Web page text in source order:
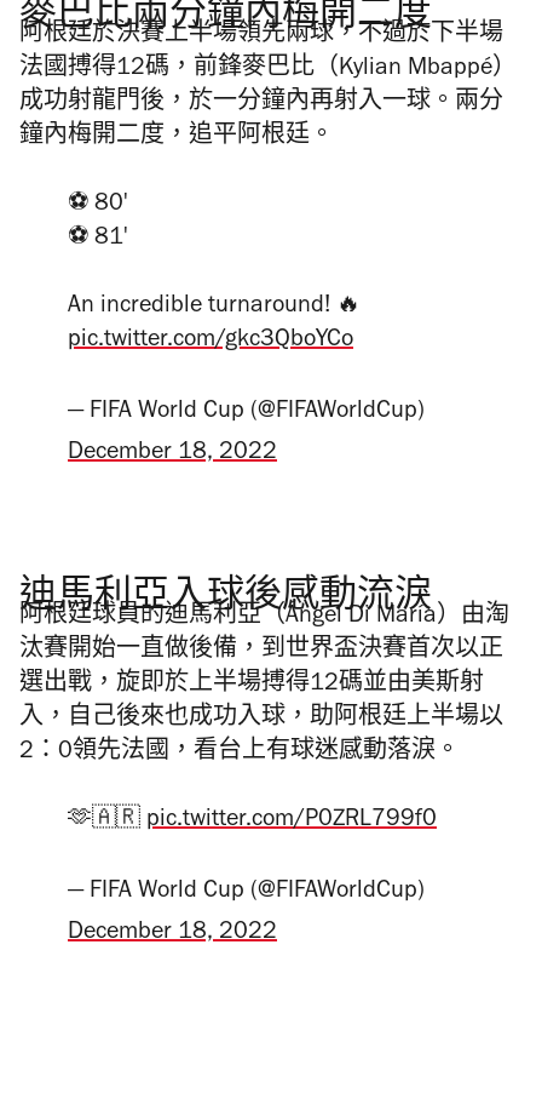
麥巴比兩分鐘內梅開二度
阿根廷於決賽上半場領先兩球，不過於下半場
法國搏得12碼，前鋒麥巴比（Kylian Mbappé）
成功射龍門後，於一分鐘內再射入一球。兩分
鐘內梅開二度，追平阿根廷。
⚽️ 80'
⚽️ 81'
An incredible turnaround! 🔥
pic.twitter.com/gkc3QboYCo
— FIFA World Cup (@FIFAWorldCup)
December 18, 2022
迪馬利亞入球後感動流淚
阿根廷球員的迪馬利亞（Ángel Di María）由淘
汰賽開始一直做後備，到世界盃決賽首次以正
選出戰，旋即於上半場搏得12碼並由美斯射
入，自己後來也成功入球，助阿根廷上半場以
2：0領先法國，看台上有球迷感動落淚。
🫶🇦🇷 pic.twitter.com/P0ZRL799f0
— FIFA World Cup (@FIFAWorldCup)
December 18, 2022